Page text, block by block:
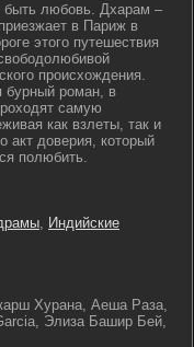
быть любовь. Дхарам –
в Париж в
этого путешествия
происхождения.
роман, в
самую
как взлеты, так и
акт доверия, который
полюбить.
, Индийские
Хурана, Аеша Раза,
Элиза Башир Бей,